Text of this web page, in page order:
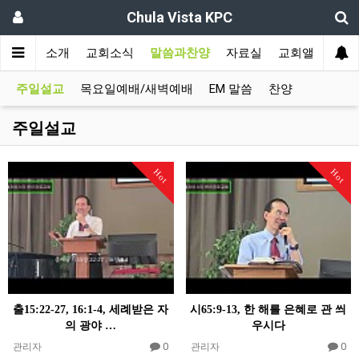
Chula Vista KPC
교회소개 교회소식 말씀과찬양 자료실 교회앨범
주일설교 목요일예배/새벽예배 EM 말씀 찬양
주일설교
Hot
출15:22-27, 16:1-4, 세례받은 자
의 광야 …
관리자 0
Hot
시65:9-13, 한 해를 은혜로 관 씌
우시다
관리자 0